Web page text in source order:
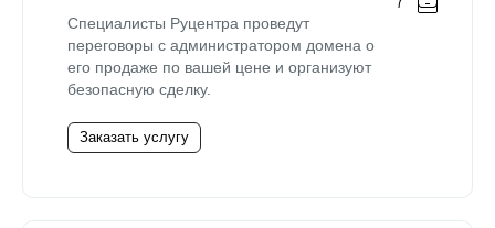
Специалисты Руцентра проведут
переговоры с администратором домена о
его продаже по вашей цене и организуют
безопасную сделку.
Заказать услугу